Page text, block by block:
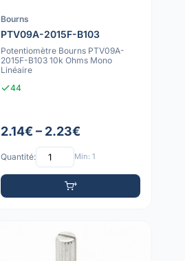
Bourns
PTV09A-2015F-B103
Potentiomètre Bourns PTV09A-
2015F-B103 10k Ohms Mono
Linéaire
44
2.14€ – 2.23€
Quantité: Min: 1